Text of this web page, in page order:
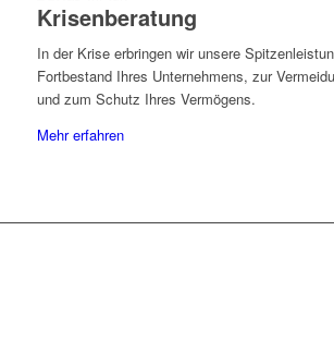
Krisenberatung
In der Krise erbringen wir unsere
Fortbestand Ihres Unternehmens, zur
und zum Schutz Ihres Vermögens.
Mehr erfahren